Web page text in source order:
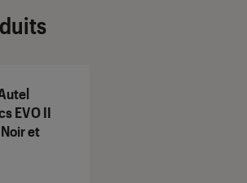
EVO II
Noir et